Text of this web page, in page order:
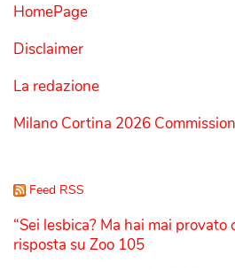
HomePage
Disclaimer
La redazione
Milano Cortina 2026
Feed RSS
“Sei lesbica? Ma hai mai provato
risposta su Zoo 105